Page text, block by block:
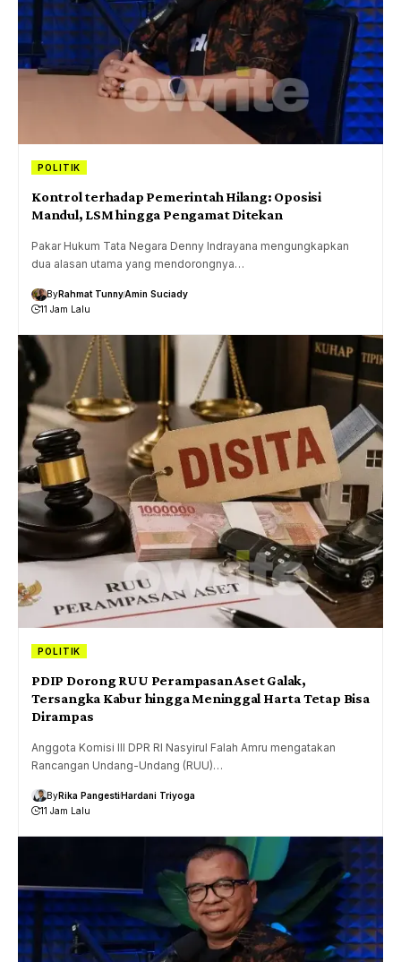
POLITIK
Kontrol terhadap Pemerintah Hilang: Oposisi
Mandul, LSM hingga Pengamat Ditekan
Pakar Hukum Tata Negara Denny Indrayana mengungkapkan
dua alasan utama yang mendorongnya…
ByRahmat TunnyAmin Suciady
11 Jam Lalu
POLITIK
PDIP Dorong RUU Perampasan Aset Galak,
Tersangka Kabur hingga Meninggal Harta Tetap Bisa
Dirampas
Anggota Komisi III DPR RI Nasyirul Falah Amru mengatakan
Rancangan Undang-Undang (RUU)…
ByRika PangestiHardani Triyoga
11 Jam Lalu